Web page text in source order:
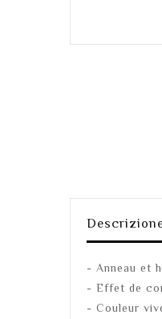
- Anneau et
- Effet de
- Couleur